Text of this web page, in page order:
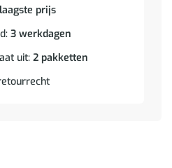
laagste prijs
3 werkdagen
uit: 2 pakketten